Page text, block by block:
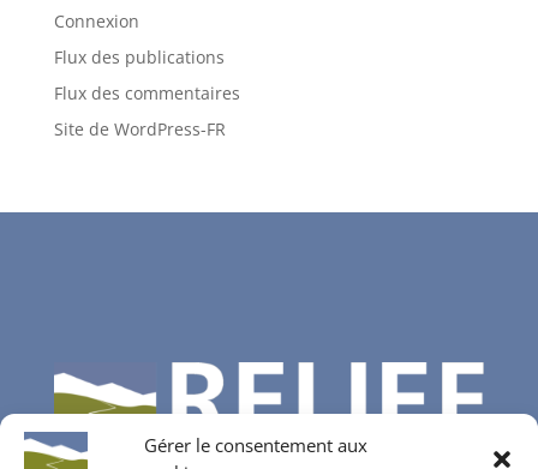
Gérer le consentement aux
Connexion
Flux des publications
Flux des commentaires
Site de WordPress-FR